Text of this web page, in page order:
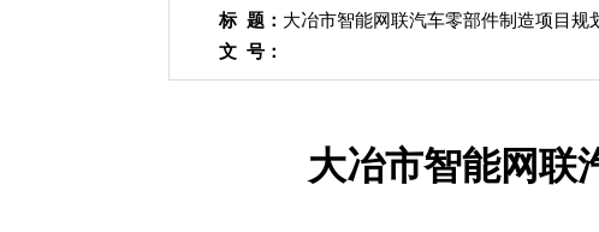
标 题： 大冶市智能网联汽车零部件制造项目规
文 号：
大冶市智能网联